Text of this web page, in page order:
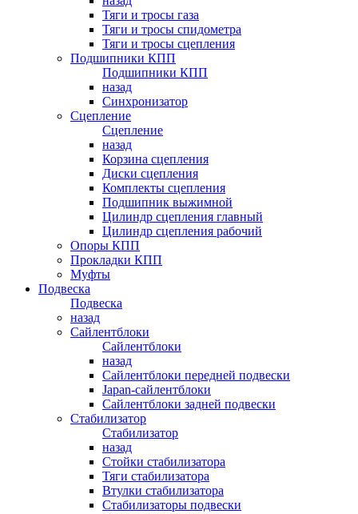
Тяги и тросы газа
Тяги и тросы спидометра
Тяги и тросы сцепления
Подшипники КПП
Подшипники КПП
назад
Синхронизатор
Сцепление
Сцепление
назад
Корзина сцепления
Диски сцепления
Комплекты сцепления
Подшипник выжимной
Цилиндр сцепления главный
Цилиндр сцепления рабочий
Опоры КПП
Прокладки КПП
Муфты
Подвеска
Подвеска
назад
Сайлентблоки
Сайлентблоки
назад
Сайлентблоки передней подвески
Japan-сайлентблоки
Сайлентблоки задней подвески
Стабилизатор
Стабилизатор
назад
Стойки стабилизатора
Тяги стабилизатора
Втулки стабилизатора
Стабилизаторы подвески